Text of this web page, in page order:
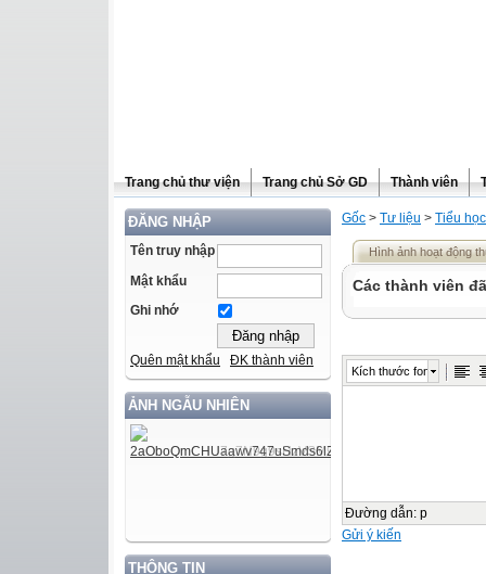
Trang chủ thư viện Trang chủ Sở GD Thành viên
ĐĂNG NHẬP
Tên truy nhập
Mật khẩu
Ghi nhớ
Quên mật khẩu ĐK thành viên
ẢNH NGẪU NHIÊN
THÔNG TIN
Gốc > Tư liệu > Tiểu học
Hình ảnh hoạt động
Các thành viên
Kích thước font
Đường dẫn: p
Gửi ý kiến